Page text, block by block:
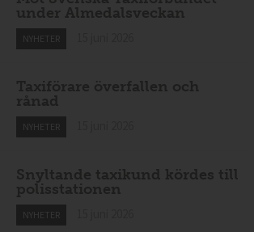
under Almedalsveckan
NYHETER
Taxiförare överfallen och
rånad
NYHETER
Snyltande taxikund kördes till
polisstationen
NYHETER